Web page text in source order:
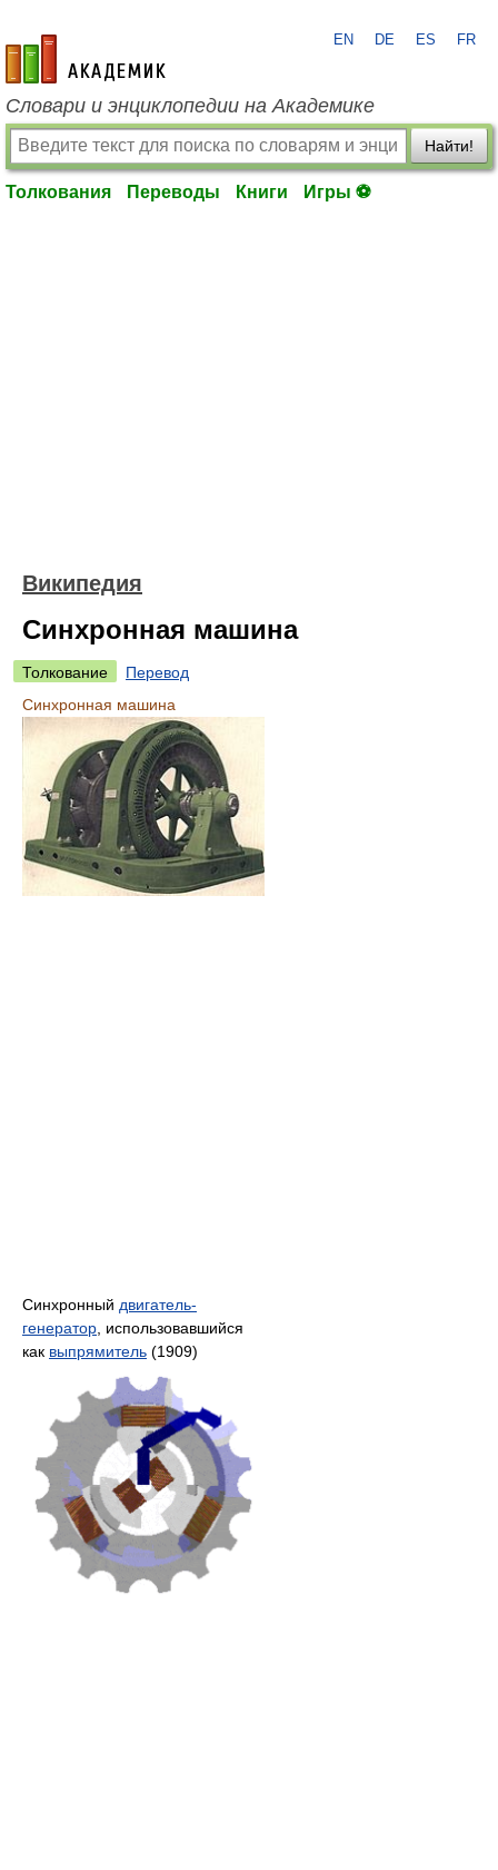
academic.ru
EN DE ES FR
Словари и энциклопедии на Академике
Найти!
Толкования Переводы Книги Игры ⚽
Википедия
Синхронная машина
Толкование
Перевод
Синхронная машина
Синхронный двигатель-
генератор , использовавшийся
как выпрямитель (1909)